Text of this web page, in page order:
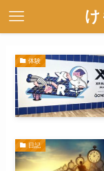
け
体験
日記